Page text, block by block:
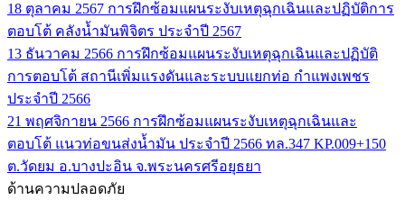
18 ตุลาคม 2567 การฝึกซ้อมแผนระงับเหตุฉุกเฉินและปฏิบัติการ
ตอบโต้ คลังน้ำมันพิจิตร ประจำปี 2567
13 ธันวาคม 2566 การฝึกซ้อมแผนระงับเหตุฉุกเฉินและปฏิบัติ
การตอบโต้ สถานีเพิ่มแรงดันและระบบแยกท่อ กำแพงเพชร
ประจำปี 2566
21 พฤศจิกายน 2566 การฝึกซ้อมแผนระงับเหตุฉุกเฉินและ
ตอบโต้ แนวท่อขนส่งน้ำมัน ประจำปี 2566 ทล.347 KP.009+150
ต.วัดยม อ.บางปะอิน จ.พระนครศรีอยุธยา
ด้านความปลอดภัย